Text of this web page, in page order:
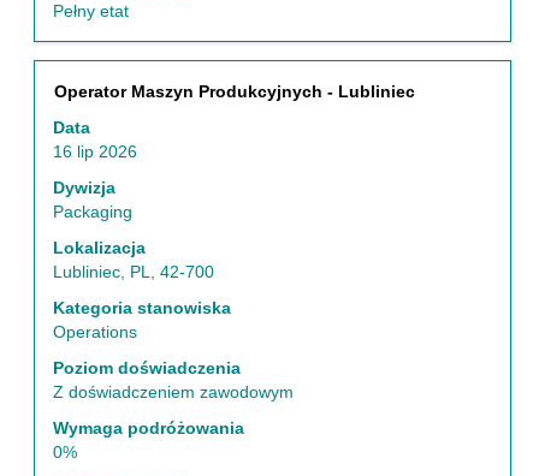
Pełny etat
Tytuł
Operator Maszyn Produkcyjnych - Lubliniec
Data
16 lip 2026
Dywizja
Packaging
Lokalizacja
Lubliniec, PL, 42-700
Kategoria stanowiska
Operations
Poziom doświadczenia
Z doświadczeniem zawodowym
Wymaga podróżowania
0%
Zaznacz
pomocą
spacji,
aby
wyświetlić
treść
danych
oferty
pracy.